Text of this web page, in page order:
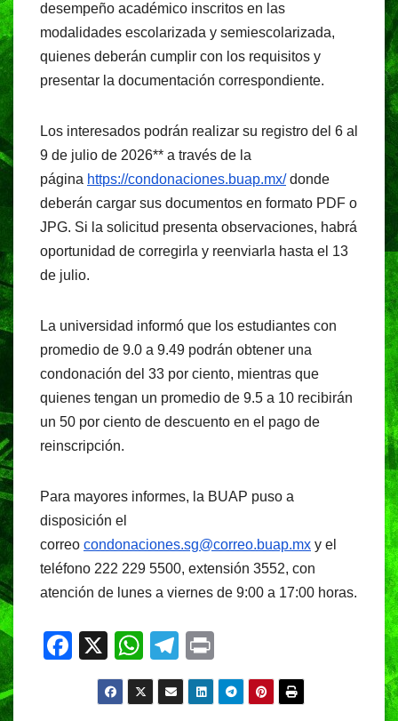
desempeño académico inscritos en las
modalidades escolarizada y semiescolarizada,
quienes deberán cumplir con los requisitos y
presentar la documentación correspondiente.
Los interesados podrán realizar su registro del 6 al
9 de julio de 2026** a través de la
página https://condonaciones.buap.mx/donde
deberán cargar sus documentos en formato PDF o
JPG. Si la solicitud presenta observaciones, habrá
oportunidad de corregirla y reenviarla hasta el 13
de julio.
La universidad informó que los estudiantes con
promedio de 9.0 a 9.49 podrán obtener una
condonación del 33 por ciento, mientras que
quienes tengan un promedio de 9.5 a 10 recibirán
un 50 por ciento de descuento en el pago de
reinscripción.
Para mayores informes, la BUAP puso a
disposición el
correo condonaciones.sg@correo.buap.mx y el
teléfono 222 229 5500, extensión 3552, con
atención de lunes a viernes de 9:00 a 17:00 horas.
F
X
W
h
at
T
el
e
in
t